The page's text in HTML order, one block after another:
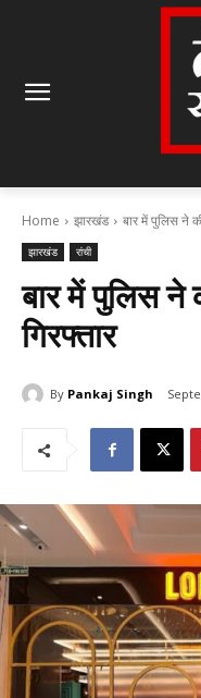
Home झारखंड बार में पुलिस ने
झारखंड रांची
बार में पुलिस ने
गिरफ्तार
By Pankaj Singh